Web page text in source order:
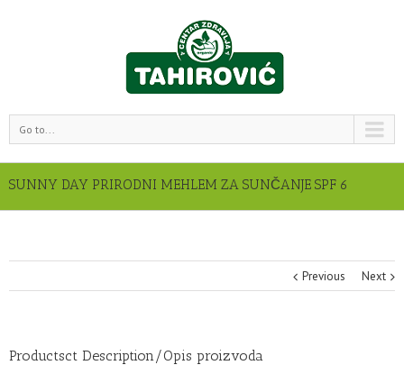
Go to...
SUNNY DAY PRIRODNI MEHLEM ZA SUNČANJE SPF 6
Previous Next
Productsct Description/Opis proizvoda